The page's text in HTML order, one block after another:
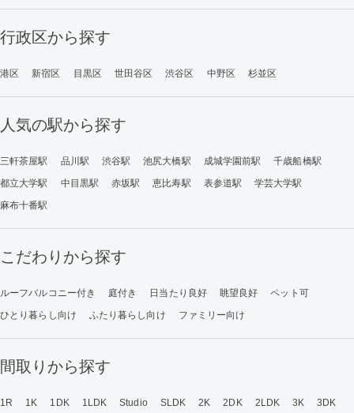
行政区から探す
港区 新宿区 目黒区 世田谷区 渋谷区 中野区 杉並区
人気の駅から探す
三軒茶屋駅 品川駅 渋谷駅 池尻大橋駅 成城学園前駅
千歳船橋駅
都立大学駅
中目黒駅 赤坂駅 恵比寿駅 表参道駅
学芸大学駅
麻布十番駅
こだわりから探す
ルーフバルコニー付き 庭付き 日当たり良好 眺望良好
ペット可
ひとり暮らし向け
ふたり暮らし向け ファミリー向け
間取りから探す
1R 1K 1DK 1LDK Studio SLDK 2K 2DK 2LDK 3K
3DK